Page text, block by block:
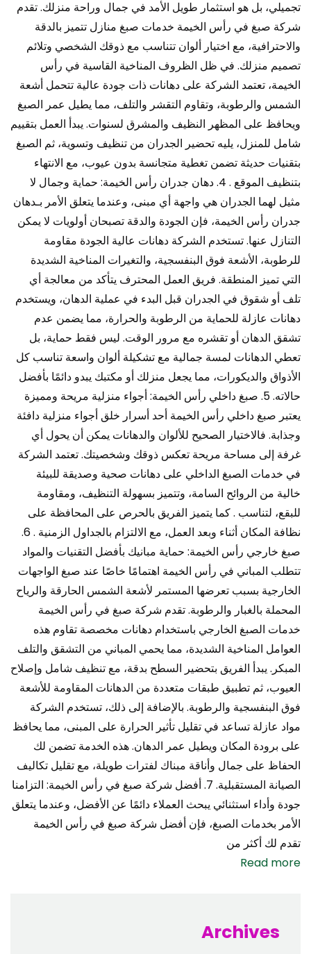
تجميلي، بل هو استثمار طويل الأمد في جمال وراحة منزلك. تقدم
شركة صبغ في رأس الخيمة خدمات صبغ منازل تتميز بالدقة
والاحترافية، مع اختيار ألوان تتناسب مع ذوقك الشخصي وتلائم
تصميم منزلك. في ظل الظروف المناخية القاسية في رأس
الخيمة، تعتمد الشركة على دهانات ذات جودة عالية تتحمل أشعة
الشمس والرطوبة، وتقاوم التقشر والتلف، مما يطيل عمر الصبغ
ويحافظ على المظهر النظيف والمشرق لسنوات. يبدأ العمل بتقييم
شامل للمنزل، يليه تحضير الجدران من تنظيف وتسوية، ثم الصبغ
بتقنيات حديثة تضمن تغطية متجانسة بدون عيوب، مع الانتهاء
بتنظيف الموقع . 4. دهان جدران رأس الخيمة: حماية وجمال لا
مثيل لهما الجدران هي واجهة أي مبنى، وعندما يتعلق الأمر بـدهان
جدران رأس الخيمة، فإن الجودة والدقة تصبحان أولويات لا يمكن
التنازل عنها. تستخدم الشركة دهانات عالية الجودة مقاومة
للرطوبة، الأشعة فوق البنفسجية، والتغيرات المناخية الشديدة
التي تميز المنطقة. فريق العمل المحترف يتأكد من معالجة أي
تلف أو شقوق في الجدران قبل البدء في عملية الدهان، ويستخدم
دهانات عازلة للحماية من الرطوبة والحرارة، مما يضمن عدم
تشقق الدهان أو تقشره مع مرور الوقت. ليس فقط حماية، بل
تعطي الدهانات لمسة جمالية مع تشكيلة ألوان واسعة تناسب كل
الأذواق والديكورات، مما يجعل منزلك أو مكتبك يبدو دائمًا بأفضل
حالاته. 5. صبغ داخلي رأس الخيمة: أجواء منزلية مريحة ومميزة
يعتبر صبغ داخلي رأس الخيمة أحد أسرار خلق أجواء منزلية دافئة
وجذابة. فالاختيار الصحيح للألوان والدهانات يمكن أن يحول أي
غرفة إلى مساحة مريحة تعكس ذوقك وشخصيتك. تعتمد الشركة
في خدمات الصبغ الداخلي على دهانات صحية وصديقة للبيئة
خالية من الروائح السامة، وتتميز بسهولة التنظيف، ومقاومة
للبقع، لتناسب . كما يتميز الفريق بالحرص على المحافظة على
نظافة المكان أثناء وبعد العمل، مع الالتزام بالجداول الزمنية . 6.
صبغ خارجي رأس الخيمة: حماية مبانيك بأفضل التقنيات والمواد
تتطلب المباني في رأس الخيمة اهتمامًا خاصًا عند صبغ الواجهات
الخارجية بسبب تعرضها المستمر لأشعة الشمس الحارقة والرياح
المحملة بالغبار والرطوبة. تقدم شركة صبغ في رأس الخيمة
خدمات الصبغ الخارجي باستخدام دهانات مخصصة تقاوم هذه
العوامل المناخية الشديدة، مما يحمي المباني من التشقق والتلف
المبكر. يبدأ الفريق بتحضير السطح بدقة، مع تنظيف شامل وإصلاح
العيوب، ثم تطبيق طبقات متعددة من الدهانات المقاومة للأشعة
فوق البنفسجية والرطوبة. بالإضافة إلى ذلك، تستخدم الشركة
مواد عازلة تساعد في تقليل تأثير الحرارة على المبنى، مما يحافظ
على برودة المكان ويطيل عمر الدهان. هذه الخدمة تضمن لك
الحفاظ على جمال وأناقة مبناك لفترات طويلة، مع تقليل تكاليف
الصيانة المستقبلية. 7. أفضل شركة صبغ في رأس الخيمة: التزامنا
جودة وأداء استثنائي يبحث العملاء دائمًا عن الأفضل، وعندما يتعلق
الأمر بخدمات الصبغ، فإن أفضل شركة صبغ في رأس الخيمة
تقدم لك أكثر من
Read more
Archives